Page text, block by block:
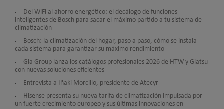
Del WiFi al ahorro energético: el decálogo de funciones
inteligentes de Bosch para sacar el máximo partido a tu sistema de
climatización
Bosch: la climatización del hogar, paso a paso, cómo se instala
cada sistema para garantizar su máximo rendimiento
Gia Group lanza los catálogos profesionales 2026 de HTW y Giatsu
con nuevas soluciones eficientes
Entrevista a Iñaki Morcillo, presidente de Atecyr
Hisense presenta su nueva tarifa de climatización impulsada por
un fuerte crecimiento europeo y sus últimas innovaciones en